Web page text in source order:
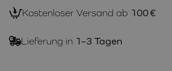
Kostenloser Versand ab 100 €
Lieferung in 1–3 Tagen